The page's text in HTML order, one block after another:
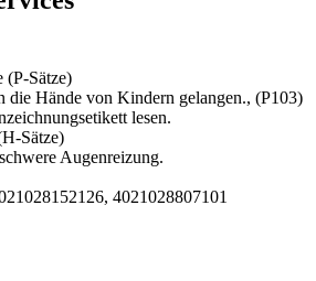
(P-Sätze)
die Hände von Kindern gelangen., (P103)
lesen.
Sätze)
Augenreizung.
4021028807101